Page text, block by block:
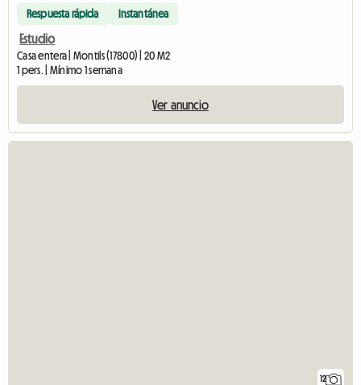
Respuesta rápida Instantánea
Estudio
Casa entera | Montils (17800) | 20 M2
1 pers. | Mínimo 1 semana
Ver anuncio
12